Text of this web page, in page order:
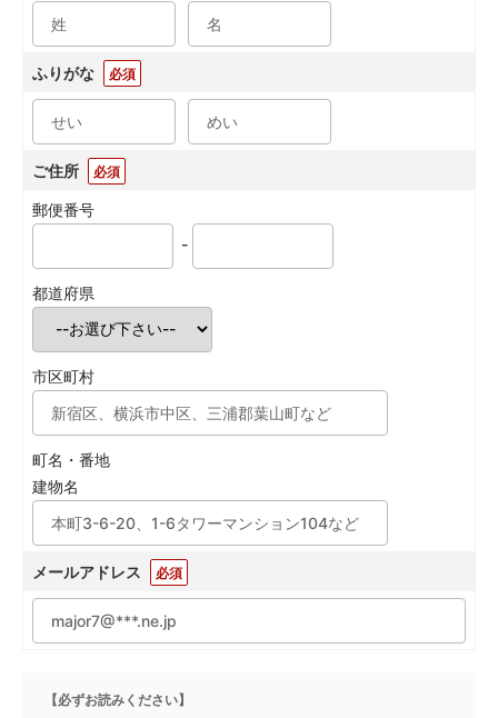
ふりがな 必須
ご住所 必須
郵便番号
-
都道府県
市区町村
町名・番地
建物名
メールアドレス 必須
【必ずお読みください】